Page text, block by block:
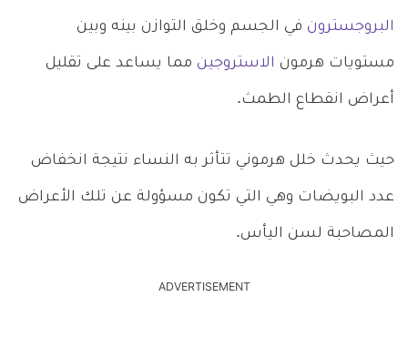
البروجسترون في الجسم وخلق التوازن بينه وبين
مستويات هرمون الاستروجين مما يساعد على تقليل
أعراض انقطاع الطمث.
حيث يحدث خلل هرموني تتأثر به النساء نتيجة انخفاض
عدد البويضات وهي التي تكون مسؤولة عن تلك الأعراض
المصاحبة لسن اليأس.
ADVERTISEMENT